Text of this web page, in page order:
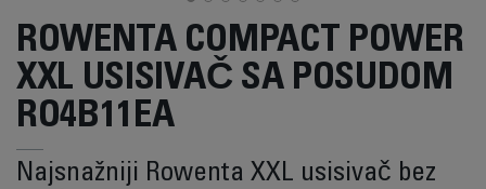
ROWENTA COMPACT POWER
XXL USISIVAČ SA POSUDOM
RO4B11EA
Najsnažniji Rowenta XXL usisivač bez